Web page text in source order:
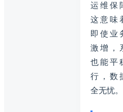
运维保
这意味
即使业
激增，
也能平
行，数
全无忧